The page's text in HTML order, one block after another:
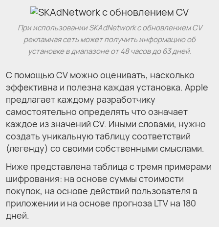
При использовании SKAdNetwork с обновлением CV
рекламная сеть может получить информацию об
установке в диапазоне от 48 часов до 63 дней.
С помощью CV можно оценивать, насколько
эффективна и полезна каждая установка. Apple
предлагает каждому разработчику
самостоятельно определять что означает
каждое из значений CV. Иными словами, нужно
создать уникальную таблицу соответствий
(легенду) со своими собственными смыслами.
Ниже представлена таблица с тремя примерами
шифрования: на основе суммы стоимости
покупок, на основе действий пользователя в
приложении и на основе прогноза LTV на 180
дней.